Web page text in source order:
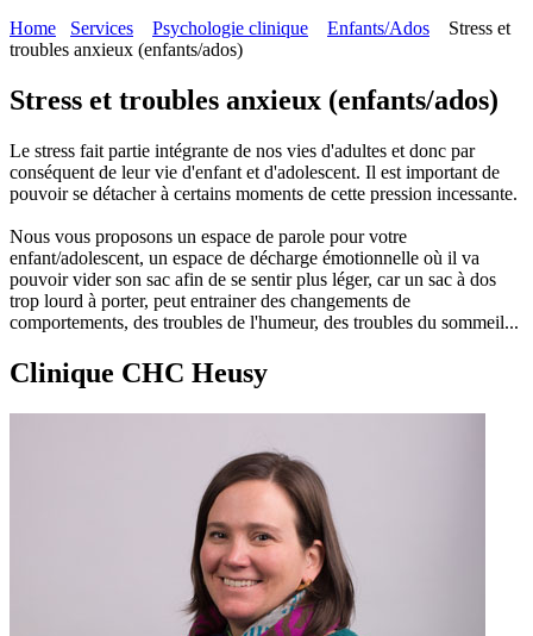
Home
Services Psychologie clinique Enfants/Ados
Stress et
troubles anxieux (enfants/ados)
Stress et troubles anxieux (enfants/ados)
Le stress fait partie intégrante de nos vies d'adultes et donc par
conséquent de leur vie d'enfant et d'adolescent. Il est important de
pouvoir se détacher à certains moments de cette pression incessante.
Nous vous proposons un espace de parole pour votre
enfant/adolescent, un espace de décharge émotionnelle où il va
pouvoir vider son sac afin de se sentir plus léger, car un sac à dos
trop lourd à porter, peut entrainer des changements de
comportements, des troubles de l'humeur, des troubles du sommeil...
Clinique CHC Heusy